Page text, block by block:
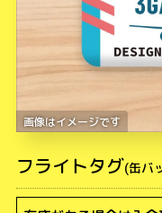
フライトタグ